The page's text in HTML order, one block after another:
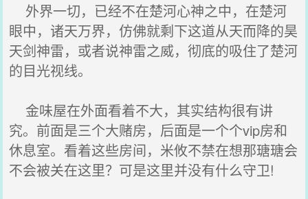
外界一切，已经不在楚河心神之中，在楚河
眼中，诸天万界，仿佛就剩下这道从天而降的昊
天剑神雷，或者说神雷之威，彻底的吸住了楚河
的目光视线。
金味屋在外面看着不大，其实结构很有讲
究。前面是三个大赌房，后面是一个个vip房和
休息室。看着这些房间，米攸不禁在想那瑭瑭会
不会被关在这里？可是这里并没有什么守卫!